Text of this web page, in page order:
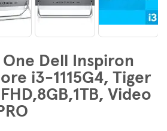
One Dell Inspiron
i3-1115G4, Tiger
Video